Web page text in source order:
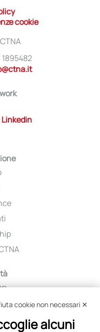
cookie
CTNA
Linkedin
cookie non necessari ✕
alcuni